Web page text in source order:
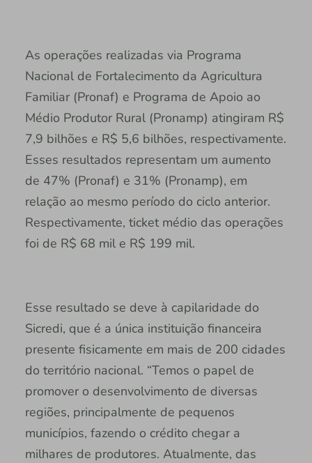
As operações realizadas via Programa
Nacional de Fortalecimento da Agricultura
Familiar (Pronaf) e Programa de Apoio ao
Médio Produtor Rural (Pronamp) atingiram R$
7,9 bilhões e R$ 5,6 bilhões, respectivamente.
Esses resultados representam um aumento
de 47% (Pronaf) e 31% (Pronamp), em
relação ao mesmo período do ciclo anterior.
Respectivamente, ticket médio das operações
foi de R$ 68 mil e R$ 199 mil.
Esse resultado se deve à capilaridade do
Sicredi, que é a única instituição financeira
presente fisicamente em mais de 200 cidades
do território nacional. “Temos o papel de
promover o desenvolvimento de diversas
regiões, principalmente de pequenos
municípios, fazendo o crédito chegar a
milhares de produtores. Atualmente, das